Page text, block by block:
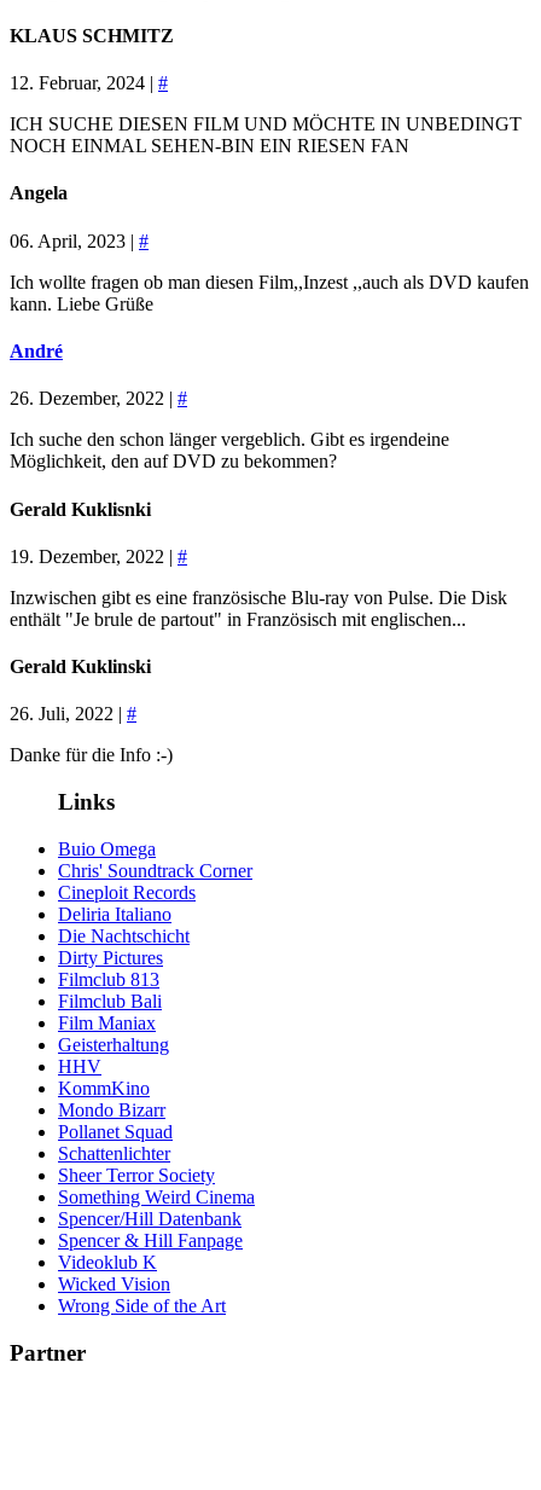
KLAUS SCHMITZ
12. Februar, 2024 | #
ICH SUCHE DIESEN FILM UND MÖCHTE IN UNBEDINGT
NOCH EINMAL SEHEN-BIN EIN RIESEN FAN
Angela
06. April, 2023 | #
Ich wollte fragen ob man diesen Film,,Inzest ,,auch als DVD kaufen
kann. Liebe Grüße
André
26. Dezember, 2022 | #
Ich suche den schon länger vergeblich. Gibt es irgendeine
Möglichkeit, den auf DVD zu bekommen?
Gerald Kuklisnki
19. Dezember, 2022 | #
Inzwischen gibt es eine französische Blu-ray von Pulse. Die Disk
enthält "Je brule de partout" in Französisch mit englischen...
Gerald Kuklinski
26. Juli, 2022 | #
Danke für die Info :-)
Links
Buio Omega
Chris' Soundtrack Corner
Cineploit Records
Deliria Italiano
Die Nachtschicht
Dirty Pictures
Filmclub 813
Filmclub Bali
Film Maniax
Geisterhaltung
HHV
KommKino
Mondo Bizarr
Pollanet Squad
Schattenlichter
Sheer Terror Society
Something Weird Cinema
Spencer/Hill Datenbank
Spencer & Hill Fanpage
Videoklub K
Wicked Vision
Wrong Side of the Art
Partner